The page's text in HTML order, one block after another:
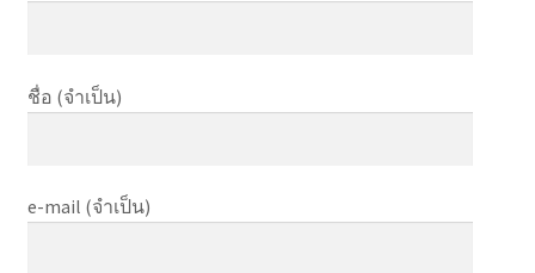
ชื่อ (จำเป็น)
e-mail (จำเป็น)